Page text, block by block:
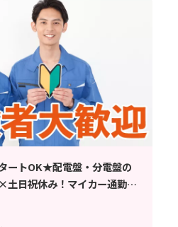
ートOK★配電盤・分電盤の
日祝休み！マイカー通勤